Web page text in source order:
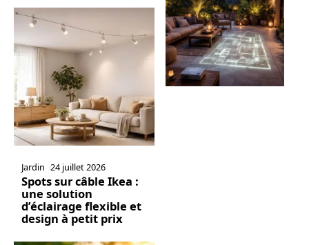
Jardin 24 juillet 2026
Spots sur câble Ikea :
une solution
d’éclairage flexible et
design à petit prix